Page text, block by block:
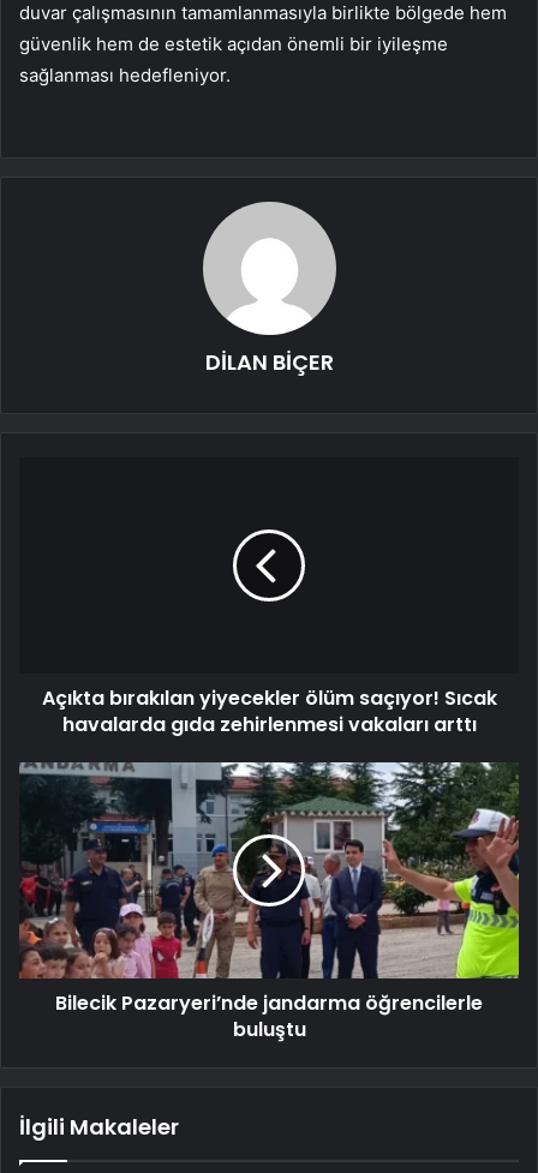
duvar çalışmasının tamamlanmasıyla birlikte bölgede hem
güvenlik hem de estetik açıdan önemli bir iyileşme
sağlanması hedefleniyor.
DİLAN BİÇER
Açıkta bırakılan yiyecekler ölüm saçıyor! Sıcak
havalarda gıda zehirlenmesi vakaları arttı
Bilecik Pazaryeri’nde jandarma öğrencilerle
buluştu
İlgili Makaleler